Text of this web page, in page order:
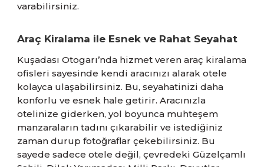
varabilirsiniz.
Araç Kiralama ile Esnek ve Rahat Seyahat
Kuşadası Otogarı’nda hizmet veren araç kiralama
ofisleri sayesinde kendi aracınızı alarak otele
kolayca ulaşabilirsiniz. Bu, seyahatinizi daha
konforlu ve esnek hale getirir. Aracınızla
otelinize giderken, yol boyunca muhteşem
manzaraların tadını çıkarabilir ve istediğiniz
zaman durup fotoğraflar çekebilirsiniz. Bu
sayede sadece otele değil, çevredeki Güzelçamlı